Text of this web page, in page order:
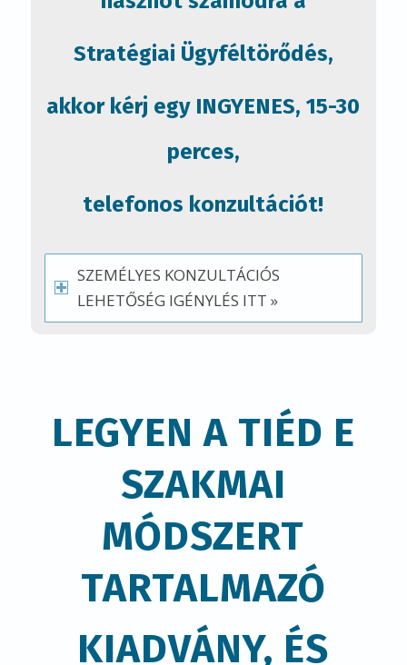
LEGYEN A TIÉD E
SZAKMAI
MÓDSZERT
TARTALMAZÓ
KIADVÁNY, ÉS
ELKÖTELEZETT
VEVŐT!
VÁLASSZ AZ
ALÁBBI
LEHETŐSÉGEK